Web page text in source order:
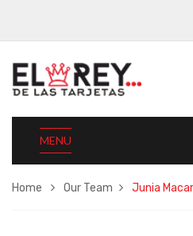
MENU
Home Our Team Junia